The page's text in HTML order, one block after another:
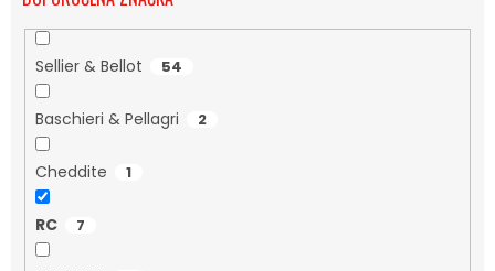
Sellier & Bellot 54
Baschieri & Pellagri 2
Cheddite 1
RC 7